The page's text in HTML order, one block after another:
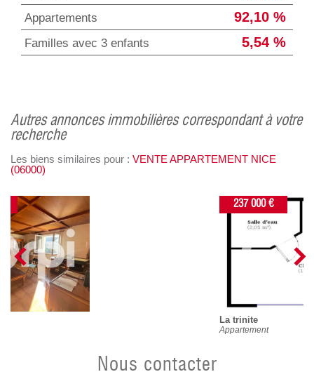
Appartements 92,10 %
Familles avec 3 enfants 5,54 %
autres annonces immobilières correspondant à votre
recherche
Les biens similaires pour : VENTE APPARTEMENT NICE
(06000)
nous contacter